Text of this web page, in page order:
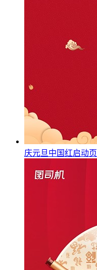
庆元旦中国红启动页